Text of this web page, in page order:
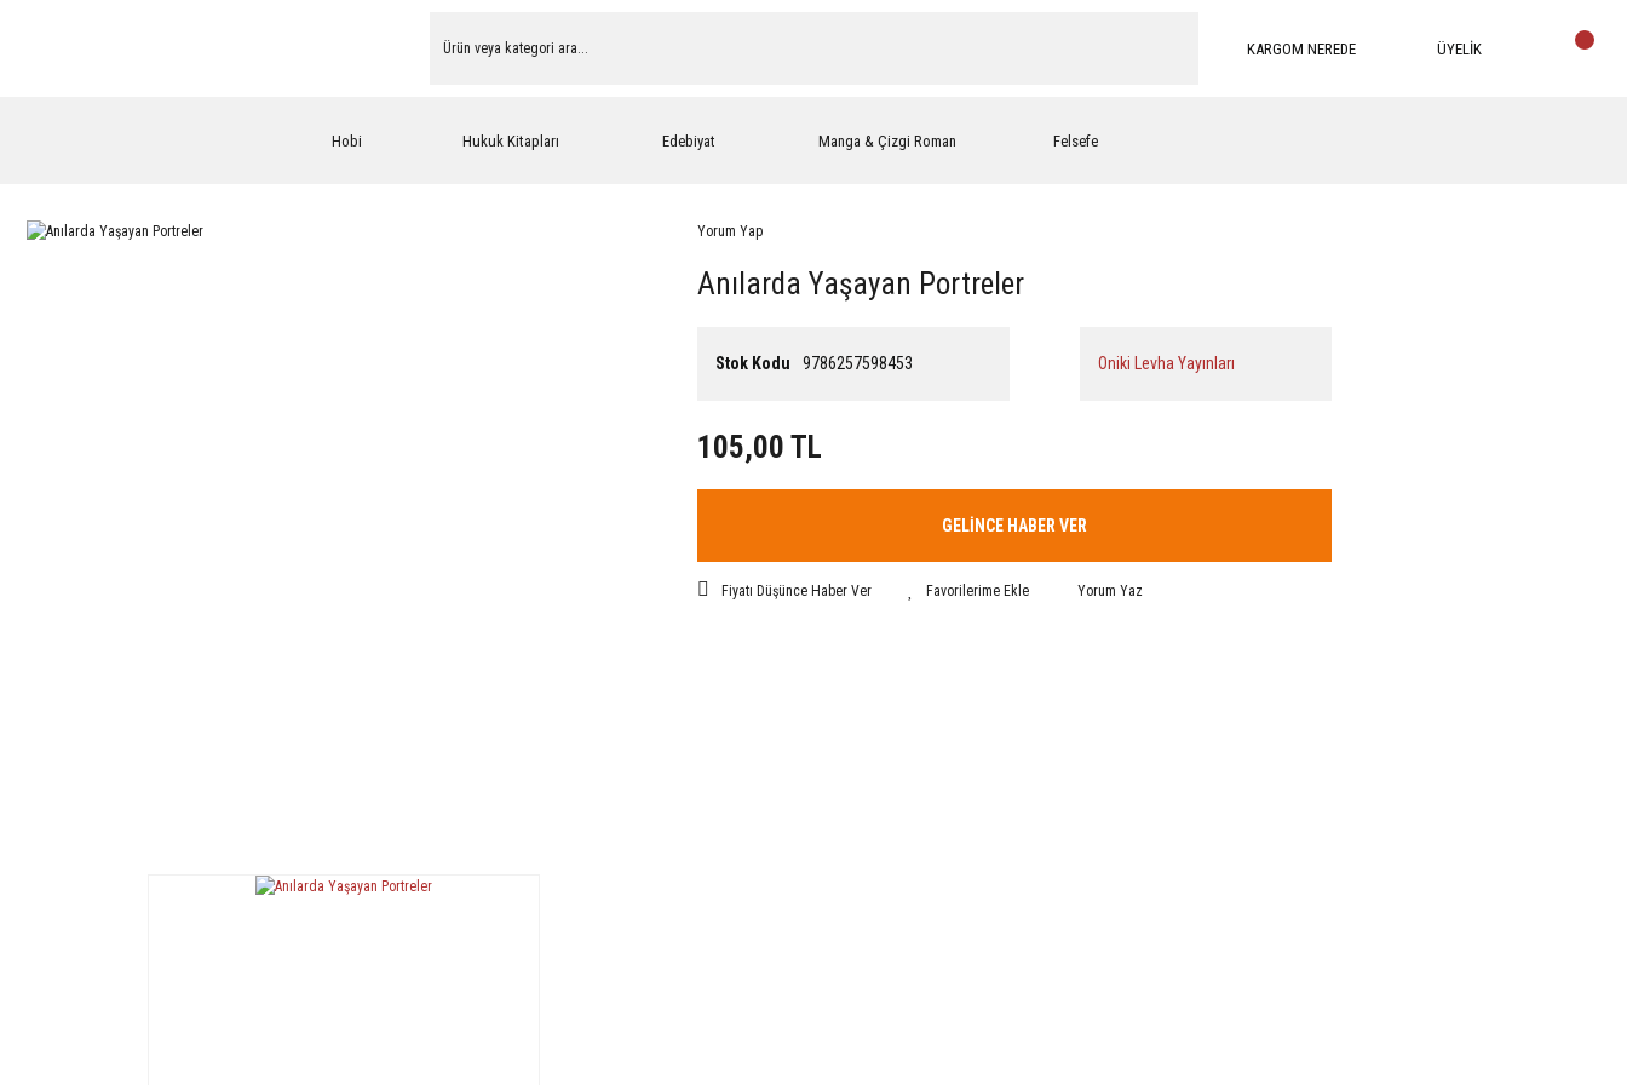
KARGOM NEREDE ÜYELİK
Hobi Hukuk Kitapları Edebiyat Manga & Çizgi Roman Felsefe
Yorum Yap
Anılarda Yaşayan Portreler
Stok Kodu 9786257598453 Oniki Levha Yayınları
105,00 TL
GELİNCE HABER VER
Fiyatı Düşünce Haber Ver Yorum Yaz